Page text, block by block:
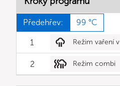
Předehřev: 99 °C
1 Režim vaření
2 Režim combi